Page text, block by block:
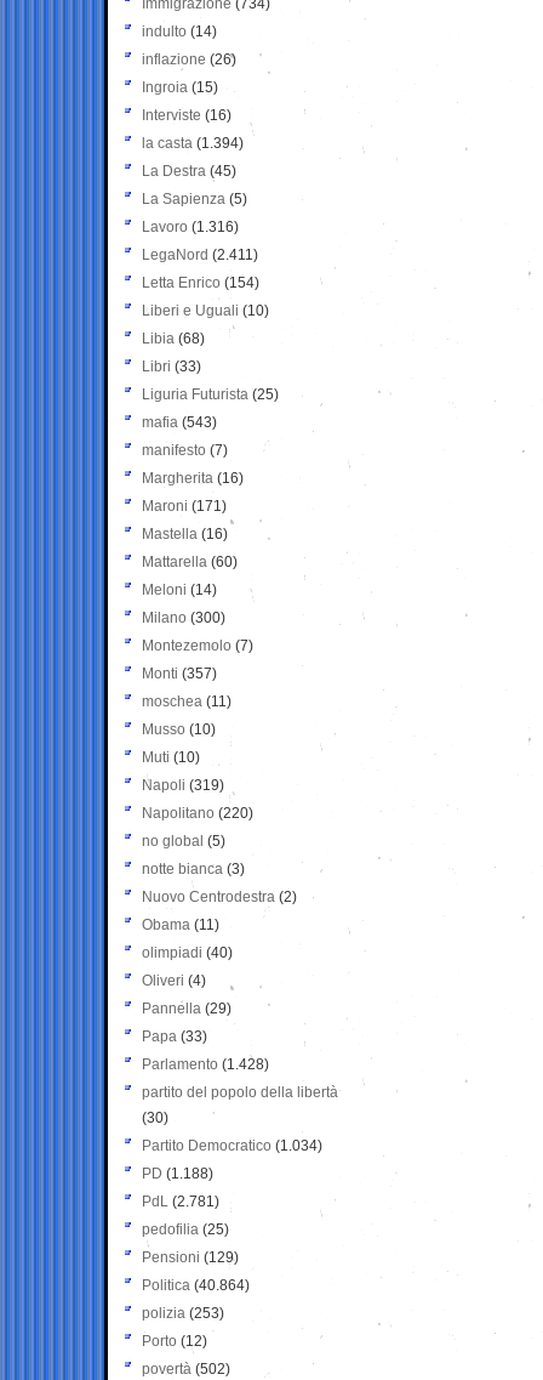
Immigrazione (734)
indulto (14)
inflazione (26)
Ingroia (15)
Interviste (16)
la casta (1.394)
La Destra (45)
La Sapienza (5)
Lavoro (1.316)
LegaNord (2.411)
Letta Enrico (154)
Liberi e Uguali (10)
Libia (68)
Libri (33)
Liguria Futurista (25)
mafia (543)
manifesto (7)
Margherita (16)
Maroni (171)
Mastella (16)
Mattarella (60)
Meloni (14)
Milano (300)
Montezemolo (7)
Monti (357)
moschea (11)
Musso (10)
Muti (10)
Napoli (319)
Napolitano (220)
no global (5)
notte bianca (3)
Nuovo Centrodestra (2)
Obama (11)
olimpiadi (40)
Oliveri (4)
Pannella (29)
Papa (33)
Parlamento (1.428)
partito del popolo della libertà
(30)
Partito Democratico (1.034)
PD (1.188)
PdL (2.781)
pedofilia (25)
Pensioni (129)
Politica (40.864)
polizia (253)
Porto (12)
povertà (502)